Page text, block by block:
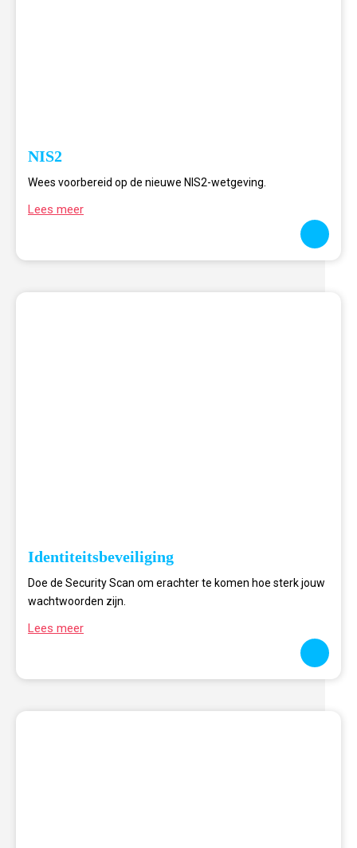
NIS2
Wees voorbereid op de nieuwe NIS2-wetgeving.
Lees meer
Identiteitsbeveiliging
Doe de Security Scan om erachter te komen hoe sterk jouw
wachtwoorden zijn.
Lees meer